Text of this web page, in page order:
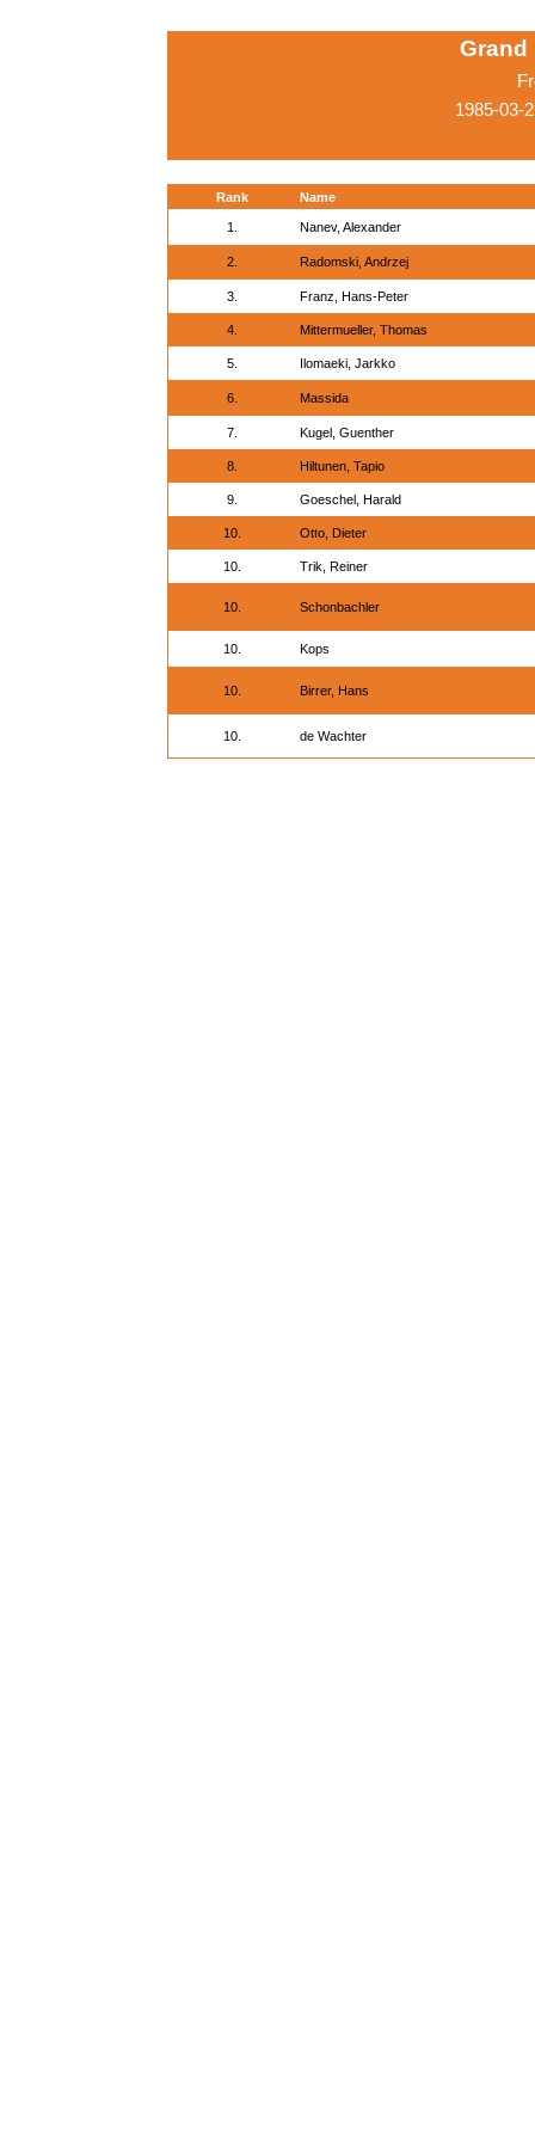
Grand
1985-03-
Rank Name
1. Nanev, Alexander
2. Radomski, Andrzej
3. Franz, Hans-Peter
4. Mittermueller, Thomas
5. Ilomaeki, Jarkko
6. Massida
7. Kugel, Guenther
8. Hiltunen, Tapio
9. Goeschel, Harald
10. Otto, Dieter
10. Trik, Reiner
10. Schonbachler
10. Kops
10. Birrer, Hans
10. de Wachter